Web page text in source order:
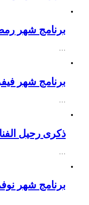
برنامج شهر
…
برنامج شهر فيفري
…
ذكرى رحيل
…
برنامج شهر نوفمبر